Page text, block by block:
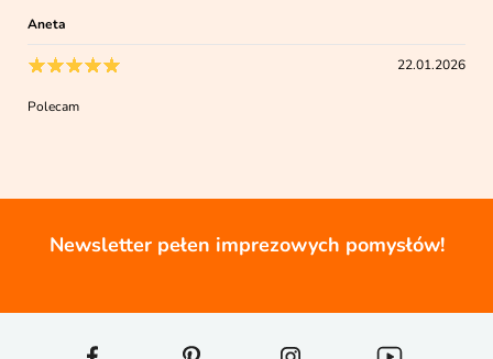
Aneta
22.01.2026
Polecam
Newsletter pełen imprezowych pomysłów!